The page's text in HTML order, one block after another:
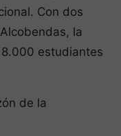
Con dos
la
estudiantes
de la